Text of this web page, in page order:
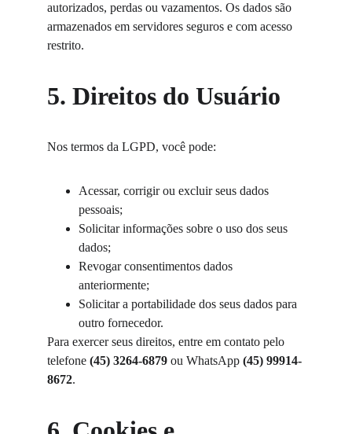
autorizados, perdas ou vazamentos. Os dados são
armazenados em servidores seguros e com acesso
restrito.
5. Direitos do Usuário
Nos termos da LGPD, você pode:
Acessar, corrigir ou excluir seus dados
pessoais;
Solicitar informações sobre o uso dos seus
dados;
Revogar consentimentos dados
anteriormente;
Solicitar a portabilidade dos seus dados para
outro fornecedor.
Para exercer seus direitos, entre em contato pelo
telefone (45) 3264-6879 ou WhatsApp (45) 99914-
8672.